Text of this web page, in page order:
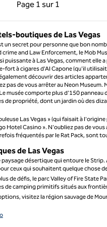
Page 1 sur 1
Page 1 sur 1
boutiques de Las Vegas
un secret pour personne que bon
and Law Enforcement, le Mob
puissante à Las Vegas, comment
à cigares d'Al Capone (qu'il
découvrir des articles
de vous arrêter au Neon Museum.
musée comporte plus d'150 panneau
propriété, dont un jardin où des
Las Vegas » (qui faisait à
Hotel Casino ». N'oubliez pas de
fréquentés par le Rat Pack, sont
de Las Vegas
désertique qui entoure le Strip.
ceux qui souhaitent quelque chose
de défis, le parc Valley of Fire State
de camping primitifs situés aux
visitez la région sauvage de